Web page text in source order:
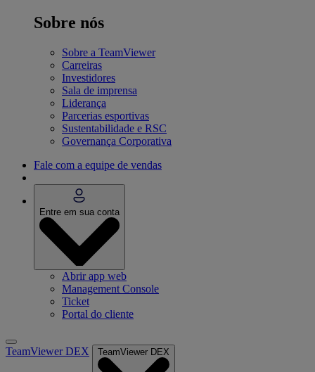
Sobre nós
Sobre a TeamViewer
Carreiras
Investidores
Sala de imprensa
Liderança
Parcerias esportivas
Sustentabilidade e RSC
Governança Corporativa
Fale com a equipe de vendas
Entre em sua conta
Abrir app web
Management Console
Ticket
Portal do cliente
TeamViewer DEX TeamViewer DEX